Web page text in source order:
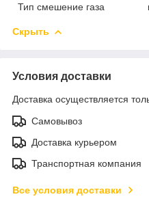
Тип смешение газа
Скрыть
Условия доставки
Доставка осуществляется
Самовывоз
Доставка курьером
Транспортная компания
Все условия доставки